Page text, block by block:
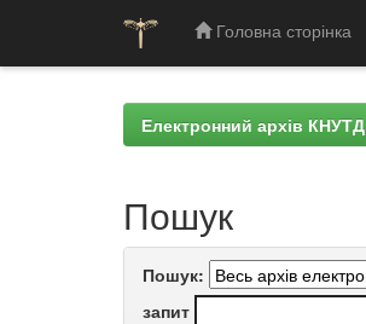
Головна сторінка
Електронний архів КНУТД
Пошук
Пошук:
запит